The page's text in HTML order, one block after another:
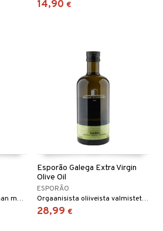
14,90 €
Pehmeä öljy, jossa on hieman makeutta ja mausteinen mutta pyöreä jälkimaku.
Esporão Galega Extra Virgin
Olive Oil
ESPORÃO
Orgaanisista oliiveista valmistettu miellyttävä öljy, jossa on hieman makeutta ja pähkinäinen jälkimaku.
28,99 €